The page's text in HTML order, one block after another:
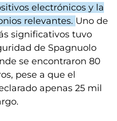
electrónicos y la
relevantes. Uno de
significativos tuvo
de Spagnuolo
se encontraron 80
pese a que el
apenas 25 mil